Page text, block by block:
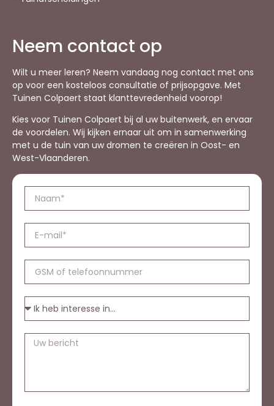
Neem contact op
Wilt u meer leren? Neem vandaag nog contact met ons
op voor een kosteloos consultatie of prijsopgave. Met
Tuinen Colpaert staat klanttevredenheid voorop!
Kies voor Tuinen Colpaert bij al uw buitenwerk, en ervaar
de voordelen. Wij kijken ernaar uit om in samenwerking
met u de tuin van uw dromen te creëren in Oost- en
West-Vlaanderen.